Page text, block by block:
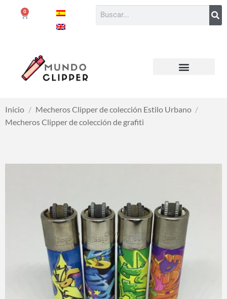
0
Inicio / Mecheros Clipper de colección Estilo Urbano /
Mecheros Clipper de colección de grafiti